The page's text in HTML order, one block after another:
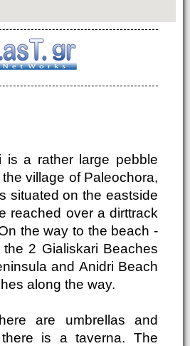
is a rather large pebble
village of Paleochora,
situated on the eastside
reached over a dirttrack
the way to the beach -
2 Gialiskari Beaches
and Anidri Beach
along the way.
are umbrellas and
is a taverna. The